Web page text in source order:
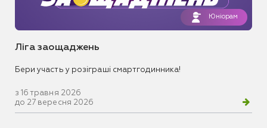
Юніорам
Ліга заощаджень
Бери участь у розіграші смартгодинника!
з 16 травня 2026
до 27 вересня 2026